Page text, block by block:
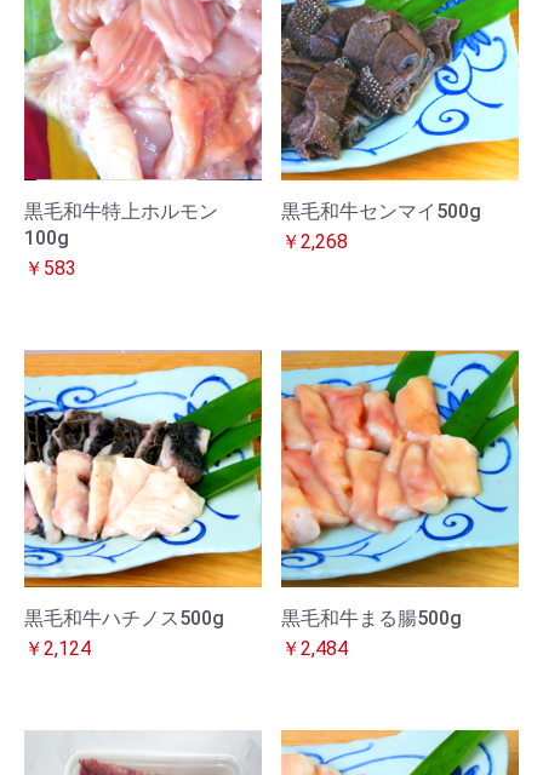
黒毛和牛特上ホルモン
100g
￥583
黒毛和牛センマイ500g
￥2,268
黒毛和牛ハチノス500g
￥2,124
黒毛和牛まる腸500g
￥2,484